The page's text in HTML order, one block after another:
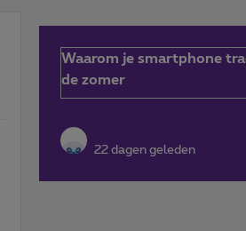
Waarom je smartphone
de zomer
22 dagen geleden